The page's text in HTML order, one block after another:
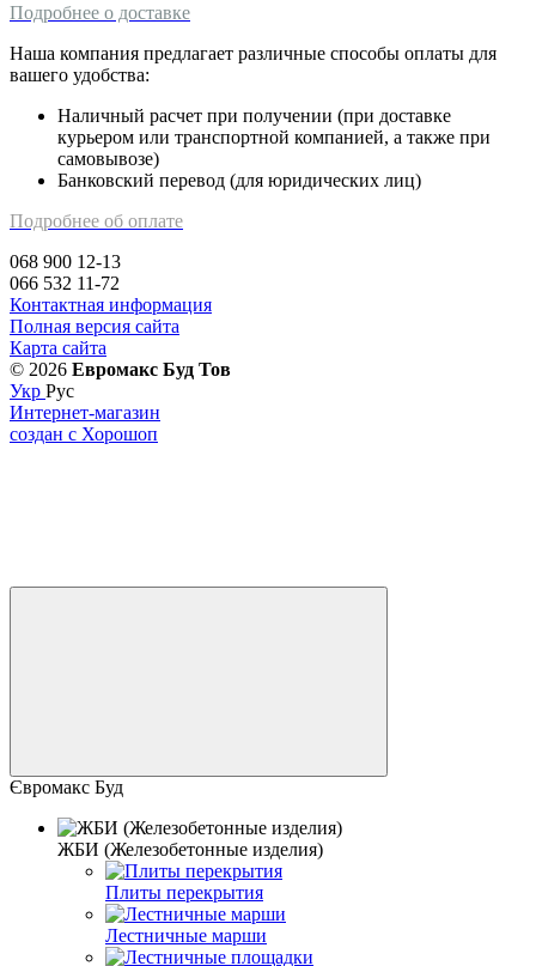
Подробнее о доставке
Наша компания предлагает различные способы оплаты для
вашего удобства:
Наличный расчет при получении (при доставке
курьером или транспортной компанией, а также при
самовывозе)
Банковский перевод (для юридических лиц)
Подробнее об оплате
068 900 12-13
066 532 11-72
Контактная информация
Полная версия сайта
Карта сайта
© 2026 Евромакс Буд Тов
Укр Рус
Интернет-магазин
создан с Хорошоп
Євромакс Буд
ЖБИ (Железобетонные изделия)
Плиты перекрытия
Лестничные марши